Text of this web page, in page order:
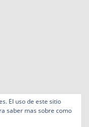
El uso de este sitio
saber mas sobre como